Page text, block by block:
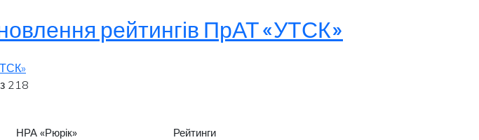
рейтингів ПрАТ «УТСК»
218
НРА «Рюрік» Рейтинги